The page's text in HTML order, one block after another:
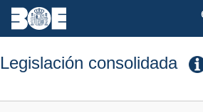
Legislación consolidada